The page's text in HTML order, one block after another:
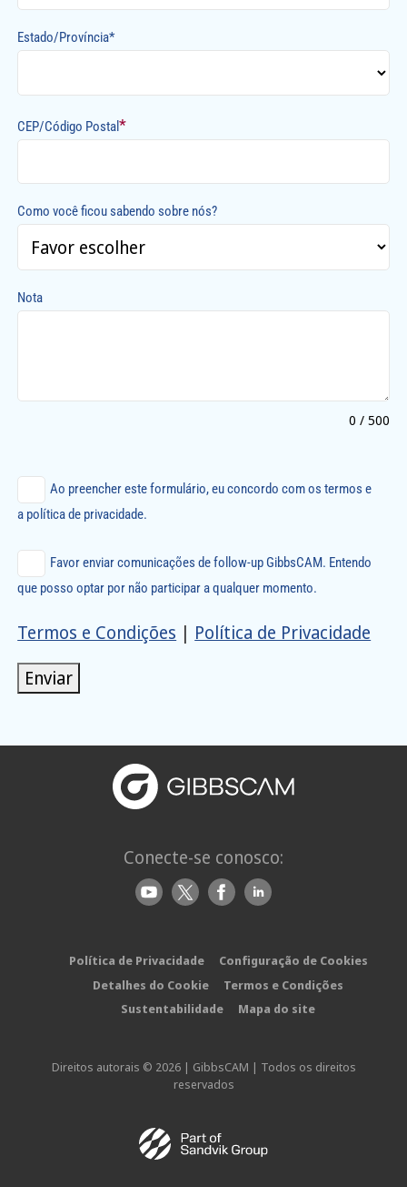
Estado/Província*
CEP/Código Postal*
Como você ficou sabendo sobre nós?
Nota
0 / 500
Ao preencher este formulário, eu concordo com os termos e
a política de privacidade.
Favor enviar comunicações de follow-up GibbsCAM. Entendo
que posso optar por não participar a qualquer momento.
Termos e Condições | Política de Privacidade
Enviar
Conecte-se conosco:
Política de Privacidade
Configuração de Cookies
Detalhes do Cookie
Termos e Condições
Sustentabilidade
Mapa do site
Direitos autorais © 2026 | GibbsCAM | Todos os direitos
reservados